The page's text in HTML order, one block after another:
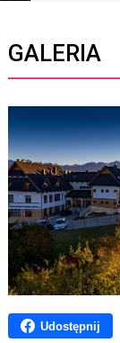
GALERIA
Udostępnij